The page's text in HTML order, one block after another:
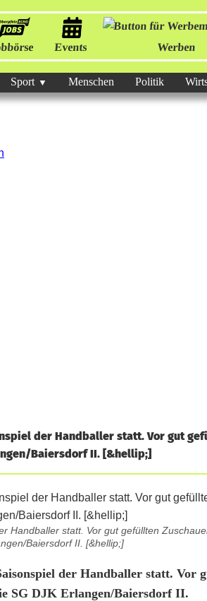
Events Werben
Sport Menschen Politik
der Handballer statt. Vor gut
Baiersdorf II. [&hellip;]
Handballer statt. Vor gut gefüllten
Baiersdorf II. [&hellip;]
der Handballer statt. Vor
SG DJK Erlangen/Baiersdorf II.